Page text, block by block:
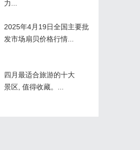
力...
2025年4月19日全国主要批
发市场扇贝价格行情...
四月最适合旅游的十大
景区, 值得收藏。...